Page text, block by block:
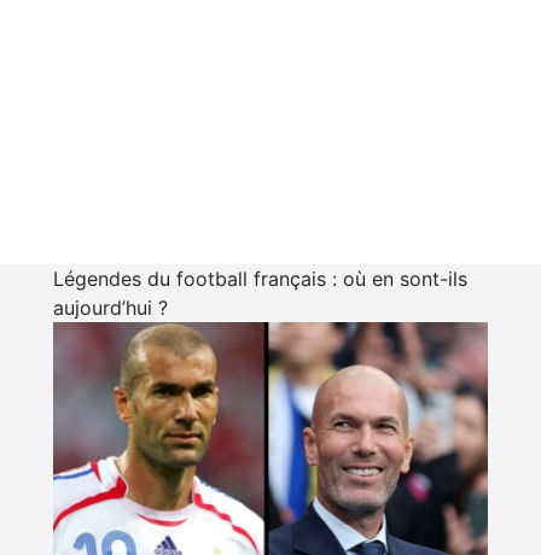
Légendes du football français : où en sont-ils
aujourd’hui ?